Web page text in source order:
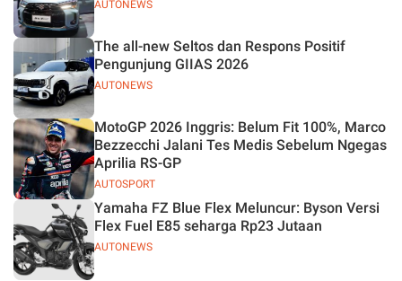
AUTONEWS
AUTONEWS
The all-new Seltos dan Respons Positif
Pengunjung GIIAS 2026
AUTOSPORT
MotoGP 2026 Inggris: Belum Fit 100%, Marco
Bezzecchi Jalani Tes Medis Sebelum Ngegas
Aprilia RS-GP
AUTONEWS
Yamaha FZ Blue Flex Meluncur: Byson Versi
Flex Fuel E85 seharga Rp23 Jutaan